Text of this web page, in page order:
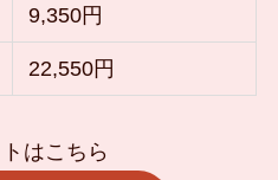
9,350円
22,550円
はこちら